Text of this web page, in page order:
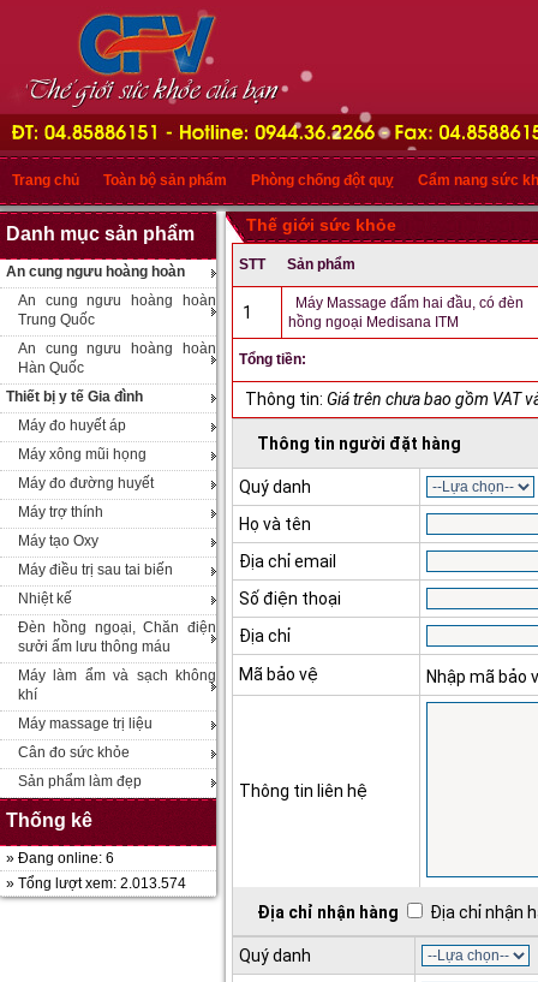
Trang chủ Toàn bộ sản phẩm Phòng chống đột quỵ Cẩm nang sức
Danh mục sản phẩm
An cung ngưu hoàng hoàn
An cung ngưu hoàng hoàn
Trung Quốc
An cung ngưu hoàng hoàn
Hàn Quốc
Thiết bị y tế Gia đình
Máy đo huyết áp
Máy xông mũi họng
Máy đo đường huyết
Máy trợ thính
Máy tạo Oxy
Máy điều trị sau tai biến
Nhiệt kế
Đèn hồng ngoại, Chăn điện
sưởi ấm lưu thông máu
Máy làm ẩm và sạch không
khí
Máy massage trị liệu
Cân đo sức khỏe
Sản phẩm làm đẹp
Thống kê
» Đang online: 6
» Tổng lượt xem: 2.013.574
Thế giới sức khỏe
STT Sản phẩm
1
Máy Massage đấm hai đầu, có đèn
hồng ngoại Medisana ITM
Tổng tiền:
Thông tin: Giá trên chưa bao gồm VAT
Thông tin người đặt hàng
Quý danh
Họ và tên
Địa chỉ email
Số điện thoại
Địa chỉ
Mã bảo vệ
Nhập mã bảo
Thông tin liên hệ
Địa chỉ nhận hàng Địa chỉ nhận
Quý danh